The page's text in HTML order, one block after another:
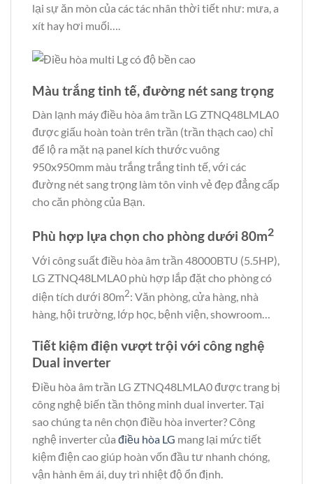
lại sự ăn mòn của các tác nhân thời tiết như: mưa, a
xít hay hơi muối….
Màu trắng tinh tế, đường nét sang trọng
Dàn lạnh máy điều hòa âm trần LG ZTNQ48LMLA0
được giấu hoàn toàn trên trần (trần thạch cao) chỉ
để lộ ra mặt nạ panel kích thước vuông
950x950mm màu trắng trắng tinh tế, với các
đường nét sang trọng làm tôn vinh vẻ đẹp đẳng cấp
cho căn phòng của Bạn.
Phù hợp lựa chọn cho phòng dưới 80m2
Với công suất điều hòa âm trần 48000BTU (5.5HP),
LG ZTNQ48LMLA0 phù hợp lắp đặt cho phòng có
diện tích dưới 80m2: Văn phòng, cửa hàng, nhà
hàng, hội trường, lớp học, bệnh viện, showroom…
Tiết kiệm điện vượt trội với công nghệ
Dual inverter
Điều hòa âm trần LG ZTNQ48LMLA0 được trang bị
công nghệ biến tần thông minh dual inverter. Tại
sao chúng ta nên chọn điều hòa inverter? Công
nghệ inverter của điều hòa LG mang lại mức tiết
kiệm điện cao giúp hoàn vốn đầu tư nhanh chóng,
vận hành êm ái, duy trì nhiệt độ ổn định.